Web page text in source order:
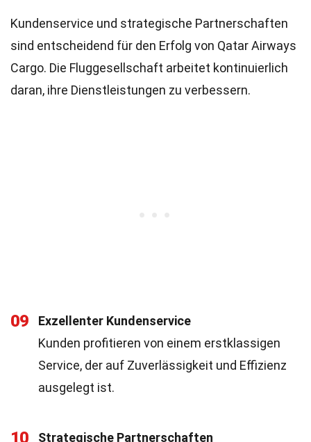
Kundenservice und strategische Partnerschaften
sind entscheidend für den Erfolg von Qatar Airways
Cargo. Die Fluggesellschaft arbeitet kontinuierlich
daran, ihre Dienstleistungen zu verbessern.
09
Exzellenter Kundenservice
Kunden profitieren von einem erstklassigen
Service, der auf Zuverlässigkeit und Effizienz
ausgelegt ist.
10
Strategische Partnerschaften